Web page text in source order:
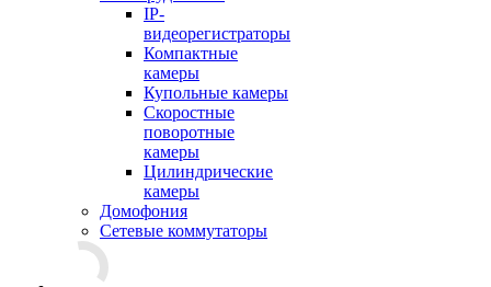
IP-
видеорегистраторы
Компактные
камеры
Купольные камеры
Скоростные
поворотные
камеры
Цилиндрические
камеры
Домофония
Сетевые коммутаторы